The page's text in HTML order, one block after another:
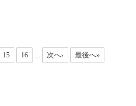
15 16 … 次へ› 最後へ»